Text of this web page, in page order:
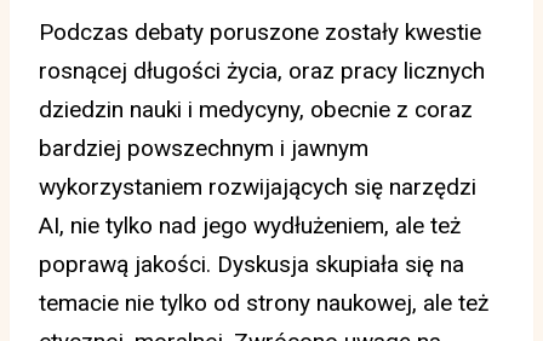
Podczas debaty poruszone zostały kwestie
rosnącej długości życia, oraz pracy licznych
dziedzin nauki i medycyny, obecnie z coraz
bardziej powszechnym i jawnym
wykorzystaniem rozwijających się narzędzi
AI, nie tylko nad jego wydłużeniem, ale też
poprawą jakości. Dyskusja skupiała się na
temacie nie tylko od strony naukowej, ale też